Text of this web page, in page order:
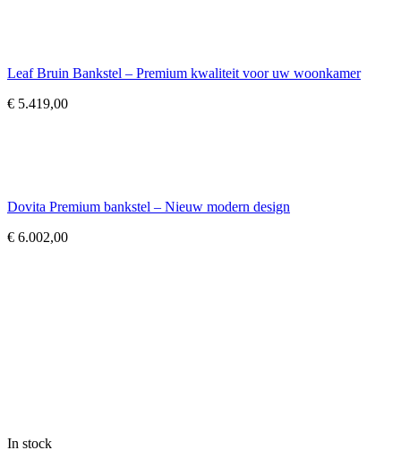
Leaf Bruin Bankstel – Premium kwaliteit voor uw woonkamer
€ 5.419,00
Dovita Premium bankstel – Nieuw modern design
€ 6.002,00
In stock